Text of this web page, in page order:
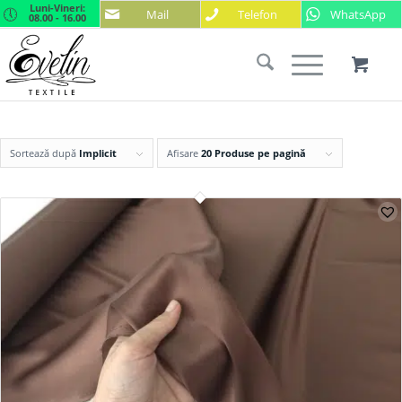
Mail Telefon WhatsApp
Luni-Vineri:
08.00 - 16.00
Sortează după Implicit Afisare 20 Produse pe pagină